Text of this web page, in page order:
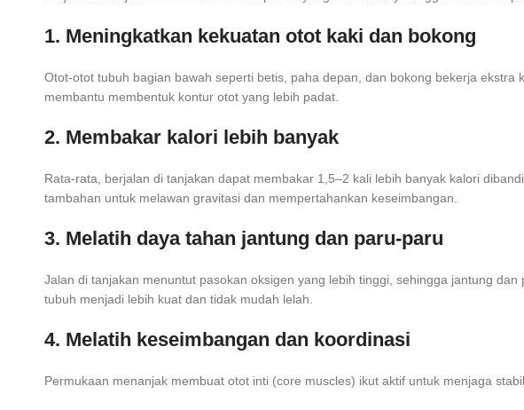
1. Meningkatkan kekuatan otot kaki dan bokong
Otot-otot tubuh bagian bawah seperti betis, paha depan, dan bokong bekerja
membantu membentuk kontur otot yang lebih padat.
2. Membakar kalori lebih banyak
Rata-rata, berjalan di tanjakan dapat membakar 1,5–2 kali lebih banyak kalori
tambahan untuk melawan gravitasi dan mempertahankan keseimbangan.
3. Melatih daya tahan jantung dan paru-paru
Jalan di tanjakan menuntut pasokan oksigen yang lebih tinggi, sehingga jantung
tubuh menjadi lebih kuat dan tidak mudah lelah.
4. Melatih keseimbangan dan koordinasi
Permukaan menanjak membuat otot inti (core muscles) ikut aktif untuk menjaga